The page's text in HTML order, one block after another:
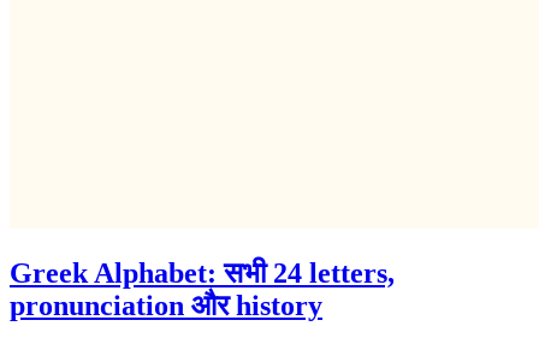
Greek Alphabet: सभी 24 letters,
pronunciation और history